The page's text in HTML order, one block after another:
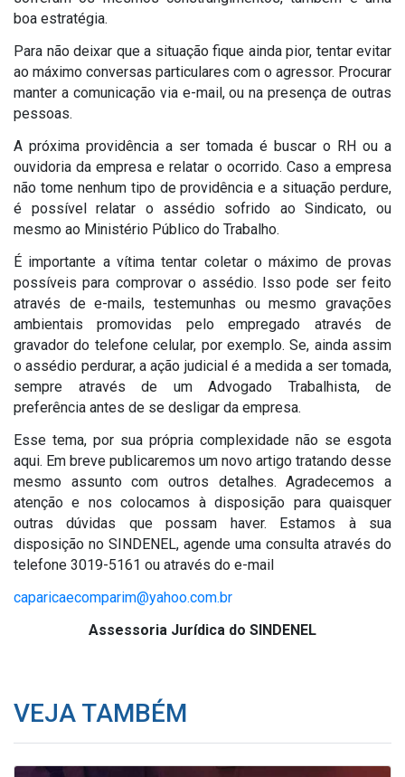
boa estratégia.
Para não deixar que a situação fique ainda pior, tentar evitar
ao máximo conversas particulares com o agressor. Procurar
manter a comunicação via e-mail, ou na presença de outras
pessoas.
A próxima providência a ser tomada é buscar o RH ou a
ouvidoria da empresa e relatar o ocorrido. Caso a empresa
não tome nenhum tipo de providência e a situação perdure,
é possível relatar o assédio sofrido ao Sindicato, ou
mesmo ao Ministério Público do Trabalho.
É importante a vítima tentar coletar o máximo de provas
possíveis para comprovar o assédio. Isso pode ser feito
através de e-mails, testemunhas ou mesmo gravações
ambientais promovidas pelo empregado através de
gravador do telefone celular, por exemplo. Se, ainda assim
o assédio perdurar, a ação judicial é a medida a ser tomada,
sempre através de um Advogado Trabalhista, de
preferência antes de se desligar da empresa.
Esse tema, por sua própria complexidade não se esgota
aqui. Em breve publicaremos um novo artigo tratando desse
mesmo assunto com outros detalhes. Agradecemos a
atenção e nos colocamos à disposição para quaisquer
outras dúvidas que possam haver. Estamos à sua
disposição no SINDENEL, agende uma consulta através do
telefone 3019-5161 ou através do e-mail
caparicaecomparim@yahoo.com.br
Assessoria Jurídica do SINDENEL
VEJA TAMBÉM